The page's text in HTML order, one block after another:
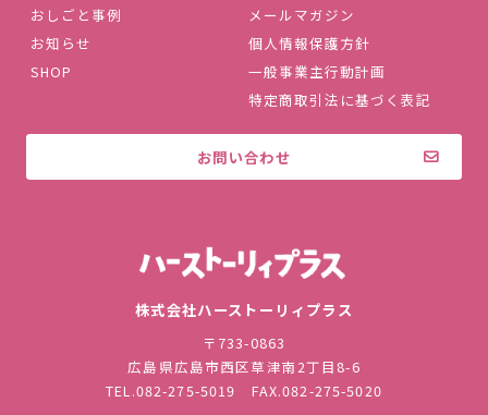
おしごと事例
お知らせ
SHOP
メールマガジン
個人情報保護方針
一般事業主行動計画
特定商取引法に基づく表記
お問い合わせ
株式会社ハーストーリィプラス
〒733-0863
広島県広島市西区草津南2丁目8-6
TEL.082-275-5019 FAX.082-275-5020